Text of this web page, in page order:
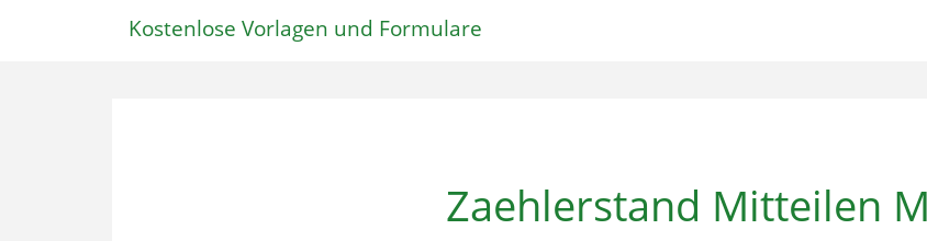
Kostenlose Vorlagen und Formulare
Zaehlerstand Mitteilen